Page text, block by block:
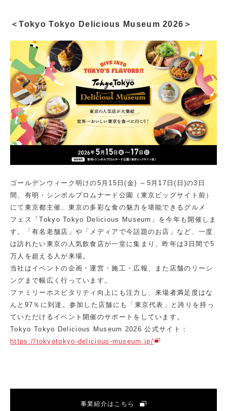
＜Tokyo Tokyo Delicious Museum 2026＞
ゴールデンウィーク明けの5月15日(金) ～5月17日(日)の3日
間、有明・シンボルプロムナード公園（東京ビッグサイト前）
にて東京都主催、東京の多彩な食の魅力を堪能できるグルメ
フェス「Tokyo Tokyo Delicious Museum」を今年も開催しま
す。「有名老舗店」や「メディアで今話題のお店」など、一度
は訪れたい東京の人気飲食店が一堂に集まり、昨年は3日間で5
万人を超える人が来場。
当社はイベントの企画・運営・施工・広報、また店舗のリーシ
ングまで幅広く行っています。
ファミリーホスピタリティ向上にも注力し、来場者満足度はな
んと97％に到達。参加した店舗にも「東京代表」と誇りを持っ
ていただけるイベント開催のサポートをしています。
Tokyo Tokyo Delicious Museum 2026 公式サイト：
https://tokyotokyo-delicious-museum.jp/
事業紹介はこちら